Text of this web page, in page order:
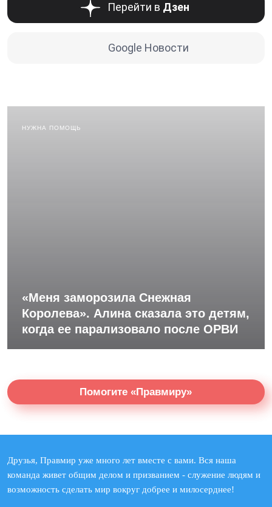
Перейти в Дзен
Google Новости
НУЖНА ПОМОЩЬ
«Меня заморозила Снежная
Королева». Алина сказала это детям,
когда ее парализовало после ОРВИ
Помогите «Правмиру»
Друзья, Правмир уже много лет вместе с вами. Вся наша
команда живет общим делом и призванием - служение людям и
возможность сделать мир вокруг добрее и милосерднее!